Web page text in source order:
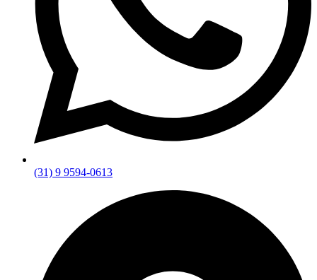
(31) 9 9594-0613